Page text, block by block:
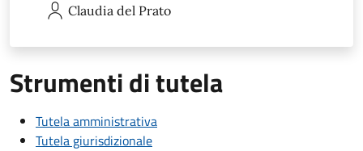
Claudia del Prato
Strumenti di tutela
Tutela amministrativa
Tutela giurisdizionale